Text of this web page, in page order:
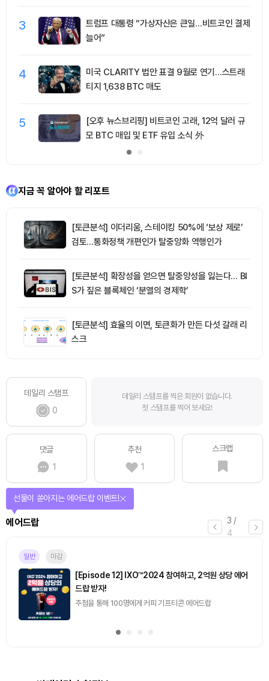
3
트럼프 대통령 “가상자산은 큰일…비트코인 결제
늘어”
4
미국 CLARITY 법안 표결 9월로 연기…스트래
티지 1,638 BTC 매도
5
[오후 뉴스브리핑] 비트코인 고래, 12억 달러 규
모 BTC 매입 및 ETF 유입 소식 外
지금 꼭 알아야 할 리포트
[토큰분석] 이더리움, 스테이킹 50%에 ‘보상 제로’
검토…통화정책 개편인가 탈중앙화 역행인가
[토큰분석] 확장성을 얻으면 탈중앙성을 잃는다… BI
S가 짚은 블록체인 ‘분열의 경제학’
[토큰분석] 효율의 이면, 토큰화가 만든 다섯 갈래 리
스크
데일리 스탬프
0
데일리 스탬프를 찍은 회원이 없습니다.
첫 스탬프를 찍어 보세요!
댓글
1
추천
1
스크랩
4 /
4
퀴즈
퀴즈풀고 선물 받자!
진행중
[토큰포스트] 기사 퀴즈 658회차
2026.08.07 (금) ~ 2026.08.08 (토)